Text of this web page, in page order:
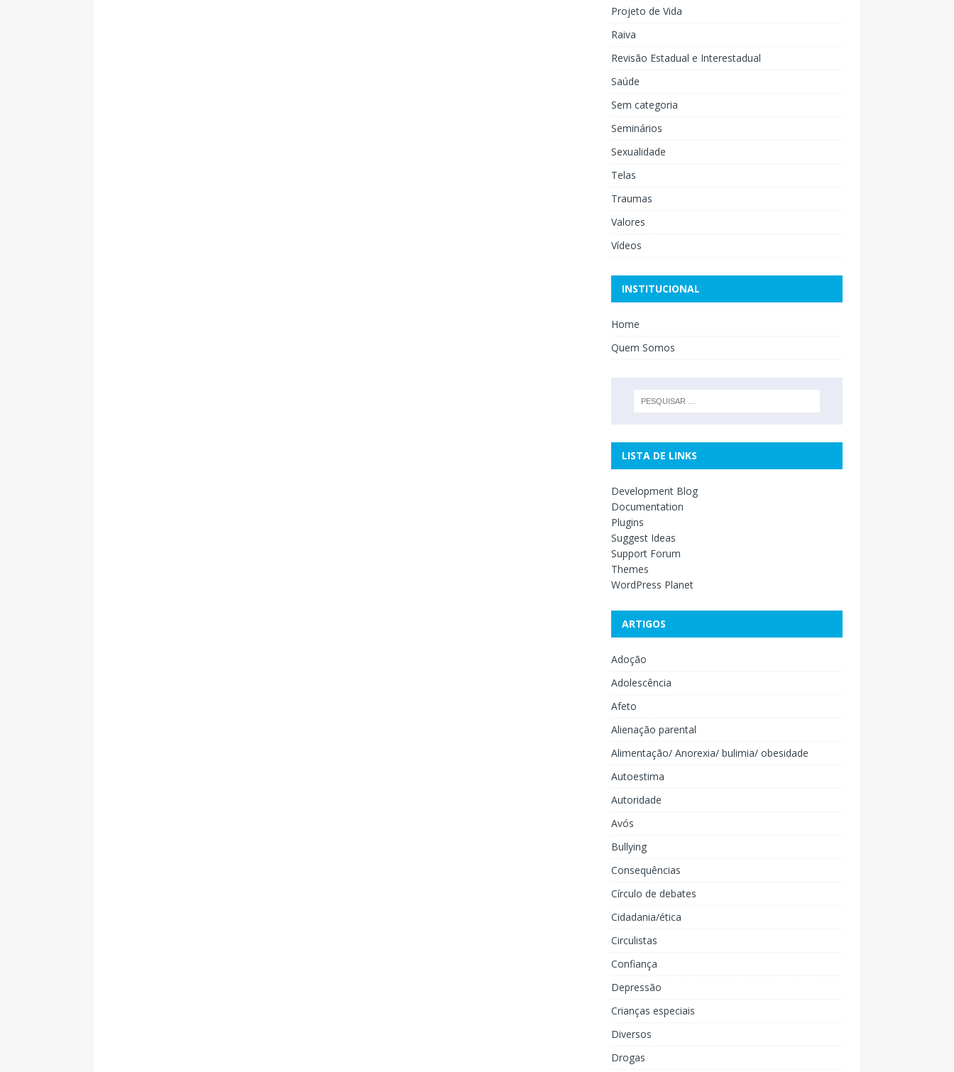
Projeto de Vida
Raiva
Revisão Estadual e Interestadual
Saúde
Sem categoria
Seminários
Sexualidade
Telas
Traumas
Valores
Vídeos
INSTITUCIONAL
Home
Quem Somos
LISTA DE LINKS
Development Blog
Documentation
Plugins
Suggest Ideas
Support Forum
Themes
WordPress Planet
ARTIGOS
Adoção
Adolescência
Afeto
Alienação parental
Alimentação/ Anorexia/ bulimia/ obesidade
Autoestima
Autoridade
Avós
Bullying
Consequências
Círculo de debates
Cidadania/ética
Circulistas
Confiança
Depressão
Crianças especiais
Diversos
Drogas